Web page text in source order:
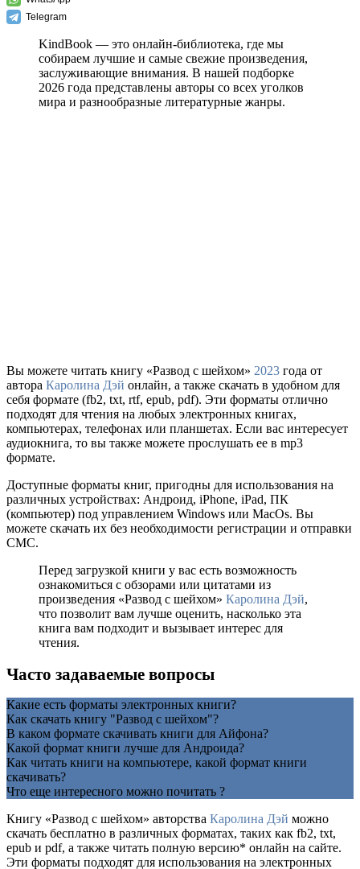
Telegram
KindBook — это онлайн-библиотека, где мы
собираем лучшие и самые свежие произведения,
заслуживающие внимания. В нашей подборке
2026 года представлены авторы со всех уголков
мира и разнообразные литературные жанры.
Вы можете читать книгу «Развод с шейхом» 2023 года от
автора Каролина Дэй онлайн, а также скачать в удобном для
себя формате (fb2, txt, rtf, epub, pdf). Эти форматы отлично
подходят для чтения на любых электронных книгах,
компьютерах, телефонах или планшетах. Если вас интересует
аудиокнига, то вы также можете прослушать ее в mp3
формате.
Доступные форматы книг, пригодны для использования на
различных устройствах: Андроид, iPhone, iPad, ПК
(компьютер) под управлением Windows или MacOs. Вы
можете скачать их без необходимости регистрации и отправки
СМС.
Перед загрузкой книги у вас есть возможность
ознакомиться с обзорами или цитатами из
произведения «Развод с шейхом» Каролина Дэй,
что позволит вам лучше оценить, насколько эта
книга вам подходит и вызывает интерес для
чтения.
Часто задаваемые вопросы
Какие есть форматы электронных книги?
Как скачать книгу "Развод с шейхом"?
В каком формате скачивать книги для Айфона?
Какой формат книги лучше для Андроида?
Как читать книги на компьютере, какой формат книги
скачивать?
Что еще интересного можно почитать ?
Книгу «Развод с шейхом» авторства Каролина Дэй можно
скачать бесплатно в различных форматах, таких как fb2, txt,
epub и pdf, а также читать полную версию* онлайн на сайте.
Эти форматы подходят для использования на электронных